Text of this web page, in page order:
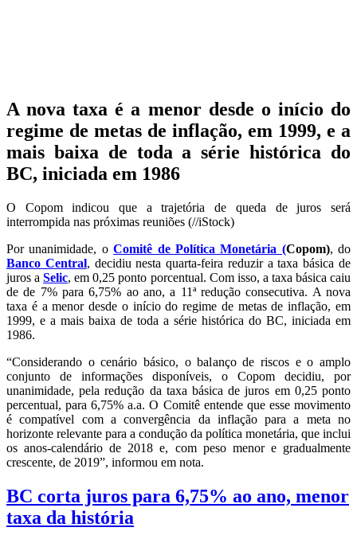
A nova taxa é a menor desde o início do
regime de metas de inflação, em 1999, e a
mais baixa de toda a série histórica do
BC, iniciada em 1986
O Copom indicou que a trajetória de queda de juros será
interrompida nas próximas reuniões (//iStock)
Por unanimidade, oComitê de Política Monetária (Copom), do
Banco Central, decidiu nesta quarta-feira reduzir a taxa básica de
juros aSelic, em 0,25 ponto porcentual. Com isso, a taxa básica caiu
de de 7% para 6,75% ao ano, a 11ª redução consecutiva. A nova
taxa é a menor desde o início do regime de metas de inflação, em
1999, e a mais baixa de toda a série histórica do BC, iniciada em
1986.
“Considerando o cenário básico, o balanço de riscos e o amplo
conjunto de informações disponíveis, o Copom decidiu, por
unanimidade, pela redução da taxa básica de juros em 0,25 ponto
percentual, para 6,75% a.a. O Comitê entende que esse movimento
é compatível com a convergência da inflação para a meta no
horizonte relevante para a condução da política monetária, que inclui
os anos-calendário de 2018 e, com peso menor e gradualmente
crescente, de 2019”, informou em nota.
BC corta juros para 6,75% ao ano, menor
taxa da história